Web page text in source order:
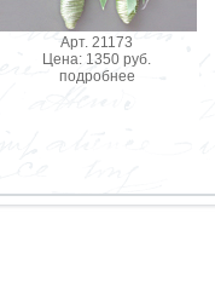
Арт. 21173
Цена: 1350 руб.
подробнее